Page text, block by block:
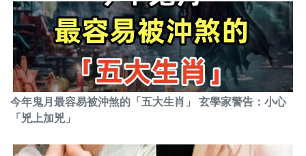
今年鬼月最容易被沖煞的「五大生肖」 玄學家警告：小心
「兇上加兇」